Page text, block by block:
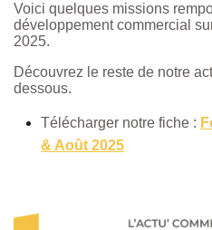
Voici quelques missions
développement commercial
2025.
Découvrez le reste de notre
dessous.
Télécharger notre fiche :
& Août 2025